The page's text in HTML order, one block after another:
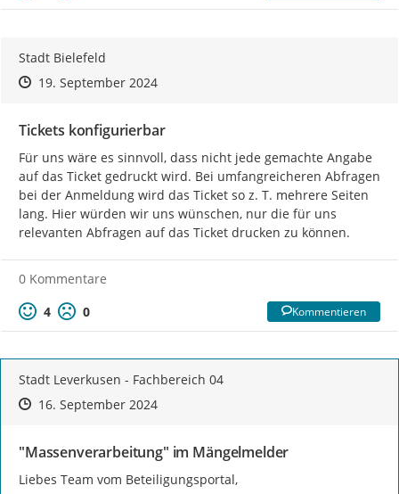
Stadt Bielefeld
Zeitpunkt des Erstellens
Zeitpunkt des Erstellens
19. September 2024Zur Äußerung
Tickets konfigurierbar
Für uns wäre es sinnvoll, dass nicht jede gemachte Angabe
auf das Ticket gedruckt wird. Bei umfangreicheren Abfragen
bei der Anmeldung wird das Ticket so z. T. mehrere Seiten
lang. Hier würden wir uns wünschen, nur die für uns
relevanten Abfragen auf das Ticket drucken zu können.
0 Kommentare
4
0 Kommentieren
Stadt Leverkusen - Fachbereich 04
Zeitpunkt des Erstellens
Zeitpunkt des Erstellens
16. September 2024Zur Äußerung
"Massenverarbeitung" im Mängelmelder
Liebes Team vom Beteiligungsportal,